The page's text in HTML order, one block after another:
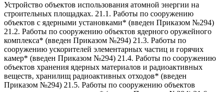
Устройство объектов использования атомной энергии на
строительных площадках. 21.1. Работы по сооружению
объектов с ядерными установками* (введен Приказом №294)
21.2. Работы по сооружению объектов ядерного оружейного
комплекса* (введен Приказом №294) 21.3. Работы по
сооружению ускорителей элементарных частиц и горячих
камер* (введен Приказом №294) 21.4. Работы по сооружению
объектов хранения ядерных материалов и радиоактивных
веществ, хранилищ радиоактивных отходов* (введен
Приказом №294) 21.5. Работы по сооружению объектов